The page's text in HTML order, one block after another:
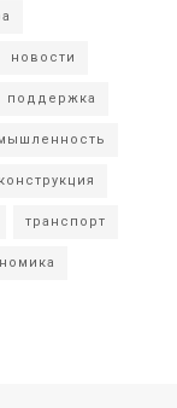
новости
поддержка
транспорт